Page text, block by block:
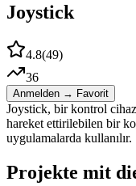
Joystick
4.8(49)
36
Anmelden → Favorit
Joystick, bir kontrol
hareket ettirilebilen bir
uygulamalarda kullanılır.
Projekte mit